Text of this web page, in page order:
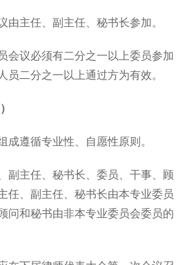
由主任、副主任、秘书长参加。
会议必须有二分之一以上委员参加
员二分之一以上通过方为有效。
成遵循专业性、自愿性原则。
副主任、秘书长、委员、干事、顾
任、副主任、秘书长由本专业委员
问和秘书由非本专业委员会委员的